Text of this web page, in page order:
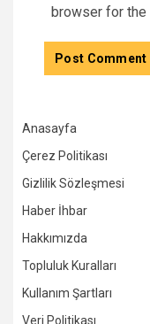
browser for the
Anasayfa
Çerez Politikası
Gizlilik Sözleşmesi
Haber İhbar
Hakkımızda
Topluluk Kuralları
Kullanım Şartları
Veri Politikası